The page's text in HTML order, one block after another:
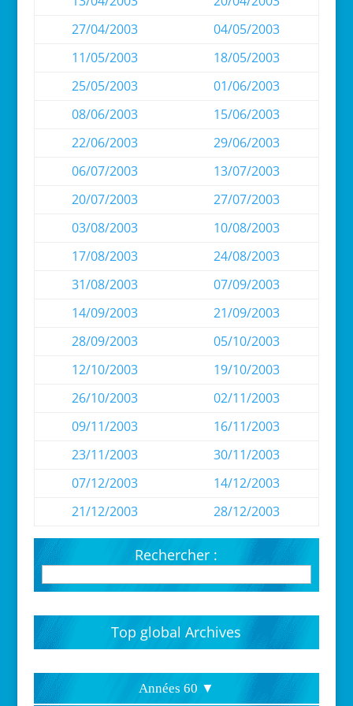
27/04/2003
04/05/2003
11/05/2003
18/05/2003
25/05/2003
01/06/2003
08/06/2003
15/06/2003
22/06/2003
29/06/2003
06/07/2003
13/07/2003
20/07/2003
27/07/2003
03/08/2003
10/08/2003
17/08/2003
24/08/2003
31/08/2003
07/09/2003
14/09/2003
21/09/2003
28/09/2003
05/10/2003
12/10/2003
19/10/2003
26/10/2003
02/11/2003
09/11/2003
16/11/2003
23/11/2003
30/11/2003
07/12/2003
14/12/2003
21/12/2003
28/12/2003
Rechercher :
Top global Archives
Années 60 ▼